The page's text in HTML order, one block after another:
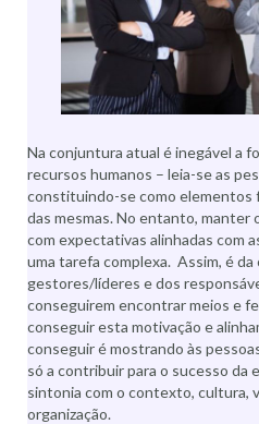
Na conjuntura atual é inegável a
recursos humanos – leia-se as
constituindo-se como elementos
das mesmas. No entanto, manter
com expectativas alinhadas com
uma tarefa complexa. Assim, é
gestores/líderes e dos
conseguirem encontrar meios e
conseguir esta motivação e
conseguir é mostrando às
só a contribuir para o sucesso da
sintonia com o contexto, cultura,
organização.